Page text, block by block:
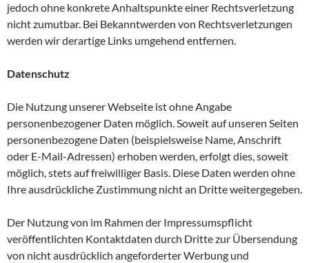
jedoch ohne konkrete Anhaltspunkte einer Rechtsverletzung
nicht zumutbar. Bei Bekanntwerden von Rechtsverletzungen
werden wir derartige Links umgehend entfernen.
Datenschutz
Die Nutzung unserer Webseite ist ohne Angabe
personenbezogener Daten möglich. Soweit auf unseren Seiten
personenbezogene Daten (beispielsweise Name, Anschrift
oder E-Mail-Adressen) erhoben werden, erfolgt dies, soweit
möglich, stets auf freiwilliger Basis. Diese Daten werden ohne
Ihre ausdrückliche Zustimmung nicht an Dritte weitergegeben.
Der Nutzung von im Rahmen der Impressumspflicht
veröffentlichten Kontaktdaten durch Dritte zur Übersendung
von nicht ausdrücklich angeforderter Werbung und